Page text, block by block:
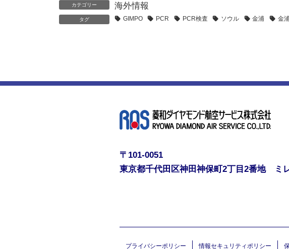
カテゴリー 海外情報
タグ GIMPO PCR PCR検査 ソウル 金浦 金
〒101-0051
東京都千代田区神田神保町2丁目2番地 ミ
プライバシーポリシー 情報セキュリティポリシー